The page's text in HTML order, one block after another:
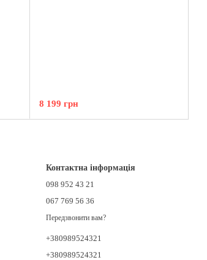
8 199 грн
Контактна інформація
098 952 43 21
067 769 56 36
Передзвонити вам?
+380989524321
+380989524321